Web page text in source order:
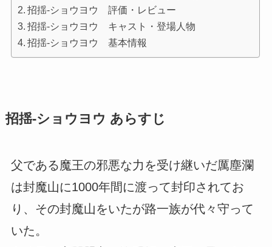
招揺-ショウヨウ 評価・レビュー
招揺-ショウヨウ キャスト・登場人物
招揺-ショウヨウ 基本情報
招揺-ショウヨウ あらすじ
父である魔王の邪悪な力を受け継いだ厲塵瀾
は封魔山に1000年間に渡って封印されてお
り、その封魔山をいたが路一族が代々守って
いた。